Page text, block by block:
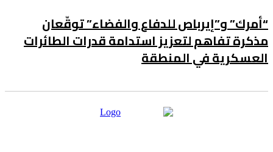
و”إيرباص للدفاع والفضاء” توقّعان
تفاهم لتعزيز استدامة قدرات الطائرات
في المنطقة